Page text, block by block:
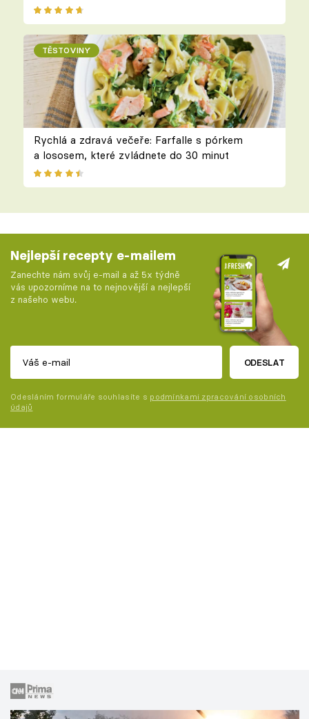
TĚSTOVINY
Rychlá a zdravá večeře: Farfalle s pórkem
a lososem, které zvládnete do 30 minut
Nejlepší recepty e-mailem
Zanechte nám svůj e-mail a až 5x týdně
vás upozorníme na to nejnovější a nejlepší
z našeho webu.
ODESLAT
Odesláním formuláře souhlasíte s podmínkami zpracování osobních
údajů